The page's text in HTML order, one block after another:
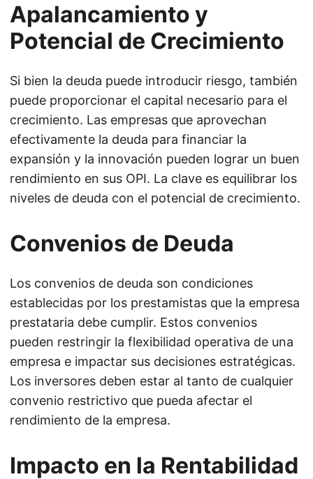
Apalancamiento y
Potencial de Crecimiento
Si bien la deuda puede introducir riesgo, también
puede proporcionar el capital necesario para el
crecimiento. Las empresas que aprovechan
efectivamente la deuda para financiar la
expansión y la innovación pueden lograr un buen
rendimiento en sus OPI. La clave es equilibrar los
niveles de deuda con el potencial de crecimiento.
Convenios de Deuda
Los convenios de deuda son condiciones
establecidas por los prestamistas que la empresa
prestataria debe cumplir. Estos convenios
pueden restringir la flexibilidad operativa de una
empresa e impactar sus decisiones estratégicas.
Los inversores deben estar al tanto de cualquier
convenio restrictivo que pueda afectar el
rendimiento de la empresa.
Impacto en la Rentabilidad